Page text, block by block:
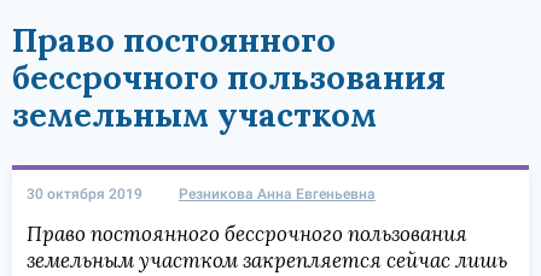
Право постоянного
бессрочного пользования
земельным участком
30 октября 2019 Резникова Анна Евгеньевна
Право постоянного бессрочного пользования
земельным участком закрепляется сейчас лишь